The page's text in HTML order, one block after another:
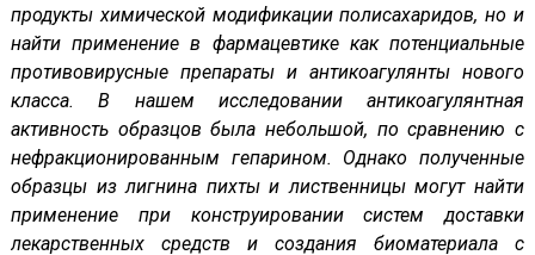
продукты химической модификации полисахаридов, но и
найти применение в фармацевтике как потенциальные
противовирусные препараты и антикоагулянты нового
класса. В нашем исследовании антикоагулянтная
активность образцов была небольшой, по сравнению с
нефракционированным гепарином. Однако полученные
образцы из лигнина пихты и лиственницы могут найти
применение при конструировании систем доставки
лекарственных средств и создания биоматериала с